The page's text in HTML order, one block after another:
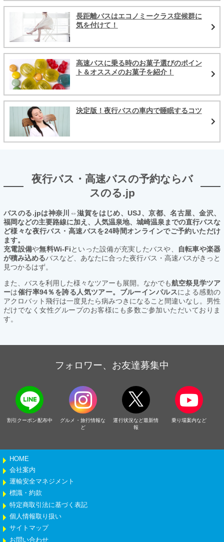
長距離バスはエコノミークラス症候群に
気を付けて！
高速バスに乗る時のお菓子選びのポイン
ト＆オススメのお菓子を紹介！
決定版！夜行バスの車内で睡眠するコツ
夜行バス・高速バスの予約ならバ
スのる.jp
バスのる.jpは神奈川⇔滋賀をはじめ、USJ、京都、名古屋、金沢、
福岡などの主要路線に加え、人気温泉地、城崎温泉までの直行バスな
ど様々な夜行バス・高速バスを24時間オンラインでご予約いただけ
ます。
充電設備や無料Wi-Fiといった設備が充実したバスや、
自転車や楽器
が積み込めるバスなど、あなたに合った夜行バス・高速バスがきっと
見つかるはず。
また、バスを利用した様々なツアーも展開。なかでも航空祭見学ツア
ーは催行率94％を誇る人気ツアー。ブルーインパルスによる感動の
アクロバット飛行は一度見たら病みつきになること間違いなし。男性
だけでなく女性グループのお客様にも多数ご参加いただいておりま
す。
フォロワー、お友達募集中
割引クーポン配布中
グルメ・旅行情報な
ど
運行状況など最新情
報
乗り場案内など
HOME
会社案内
運輸安全マネジメント
標識・約款
特定商取引法に基づく表記
個人情報取り扱い
サイトマップ
お問い合わせ